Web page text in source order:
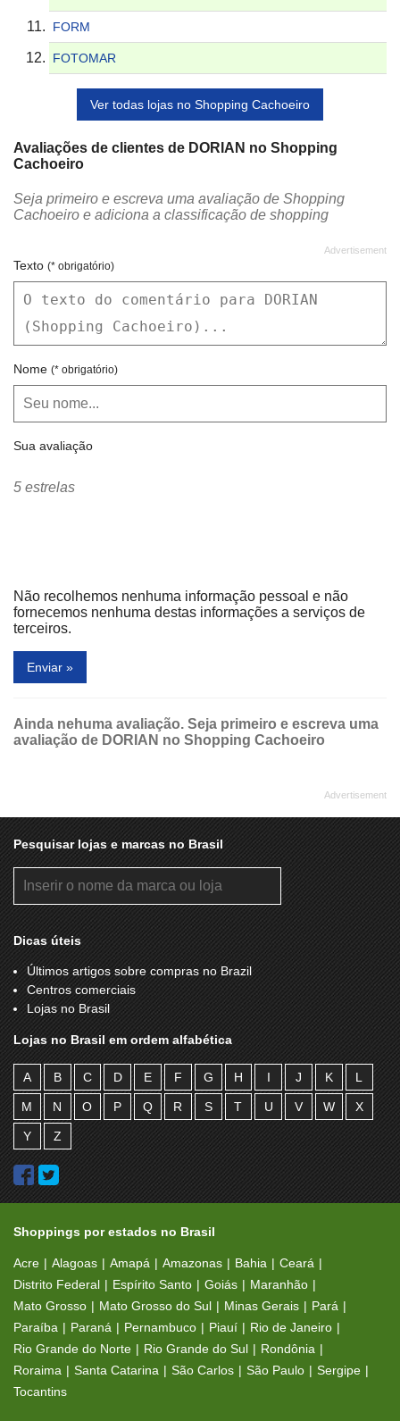
FORM
FOTOMAR
Ver todas lojas no Shopping Cachoeiro
Avaliações de clientes de DORIAN no Shopping
Cachoeiro
Seja primeiro e escreva uma avaliação de Shopping
Cachoeiro e adiciona a classificação de shopping
Texto (* obrigatório)
Nome (* obrigatório)
Sua avaliação
5 estrelas
Não recolhemos nenhuma informação pessoal e não
fornecemos nenhuma destas informações a serviços de
terceiros.
Enviar »
Ainda nehuma avaliação. Seja primeiro e escreva uma
avaliação de DORIAN no Shopping Cachoeiro
Pesquisar lojas e marcas no Brasil
Dicas úteis
Últimos artigos sobre compras no Brazil
Centros comerciais
Lojas no Brasil
Lojas no Brasil em ordem alfabética
A B C D E F G H I J K L
M N O P Q R S T U V W X
Y Z
Shoppings por estados no Brasil
Acre Alagoas Amapá Amazonas Bahia
Ceará
Distrito Federal
Espírito Santo Goiás
Maranhão
Mato Grosso
Mato Grosso do Sul Minas Gerais
Pará
Paraíba
Paraná Pernambuco Piauí
Rio de Janeiro
Rio Grande do Norte
Rio Grande do Sul
Rondônia
Roraima
Santa Catarina São Carlos São Paulo
Sergipe
Tocantins